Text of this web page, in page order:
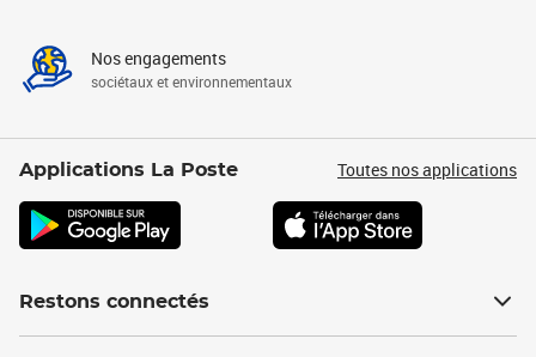
Nos engagements
sociétaux et environnementaux
Applications La Poste Toutes nos applications
Restons connectés